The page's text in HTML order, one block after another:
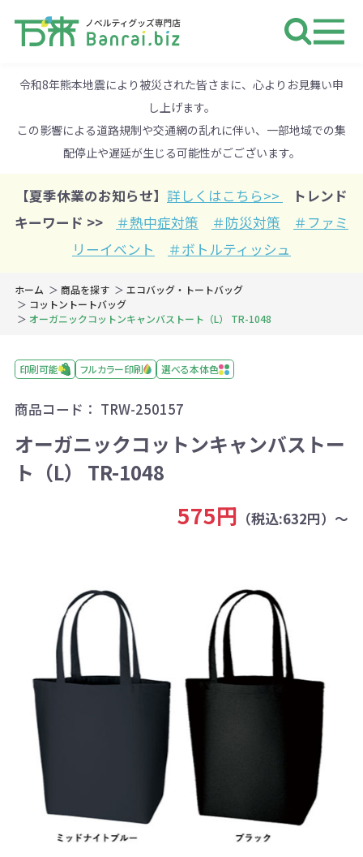
令和8年熊本地震により被災された皆さまに、心よりお見舞い申
し上げます。
この影響による道路規制や交通網の乱れに伴い、一部地域での集
配停止や遅延が生じる可能性がごございます。
【夏季休業のお知らせ】 詳しくはこちら>>
トレンド
キーワード >>
＃熱中症対策 ＃防災対策
＃ファミ
リーイベント
＃ボトルティッシュ
ホーム 商品を探す
エコバッグ・トートバッグ
コットントートバッグ
オーガニックコットンキャンバストート（L） TR-1048
印刷可能 フルカラー印刷 選べる本体色
商品コード： TRW-250157
オーガニックコットンキャンバストー
ト（L） TR-1048
575円 （税込:632円）～